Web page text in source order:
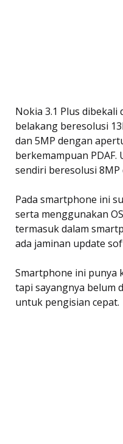
Nokia 3.1 Plus
belakang beresolusi
dan 5MP dengan
berkemampuan
sendiri beresolusi
Pada smartphone ini
serta menggunakan
termasuk dalam
ada jaminan update
Smartphone ini punya
tapi sayangnya belum
untuk pengisian cepat.